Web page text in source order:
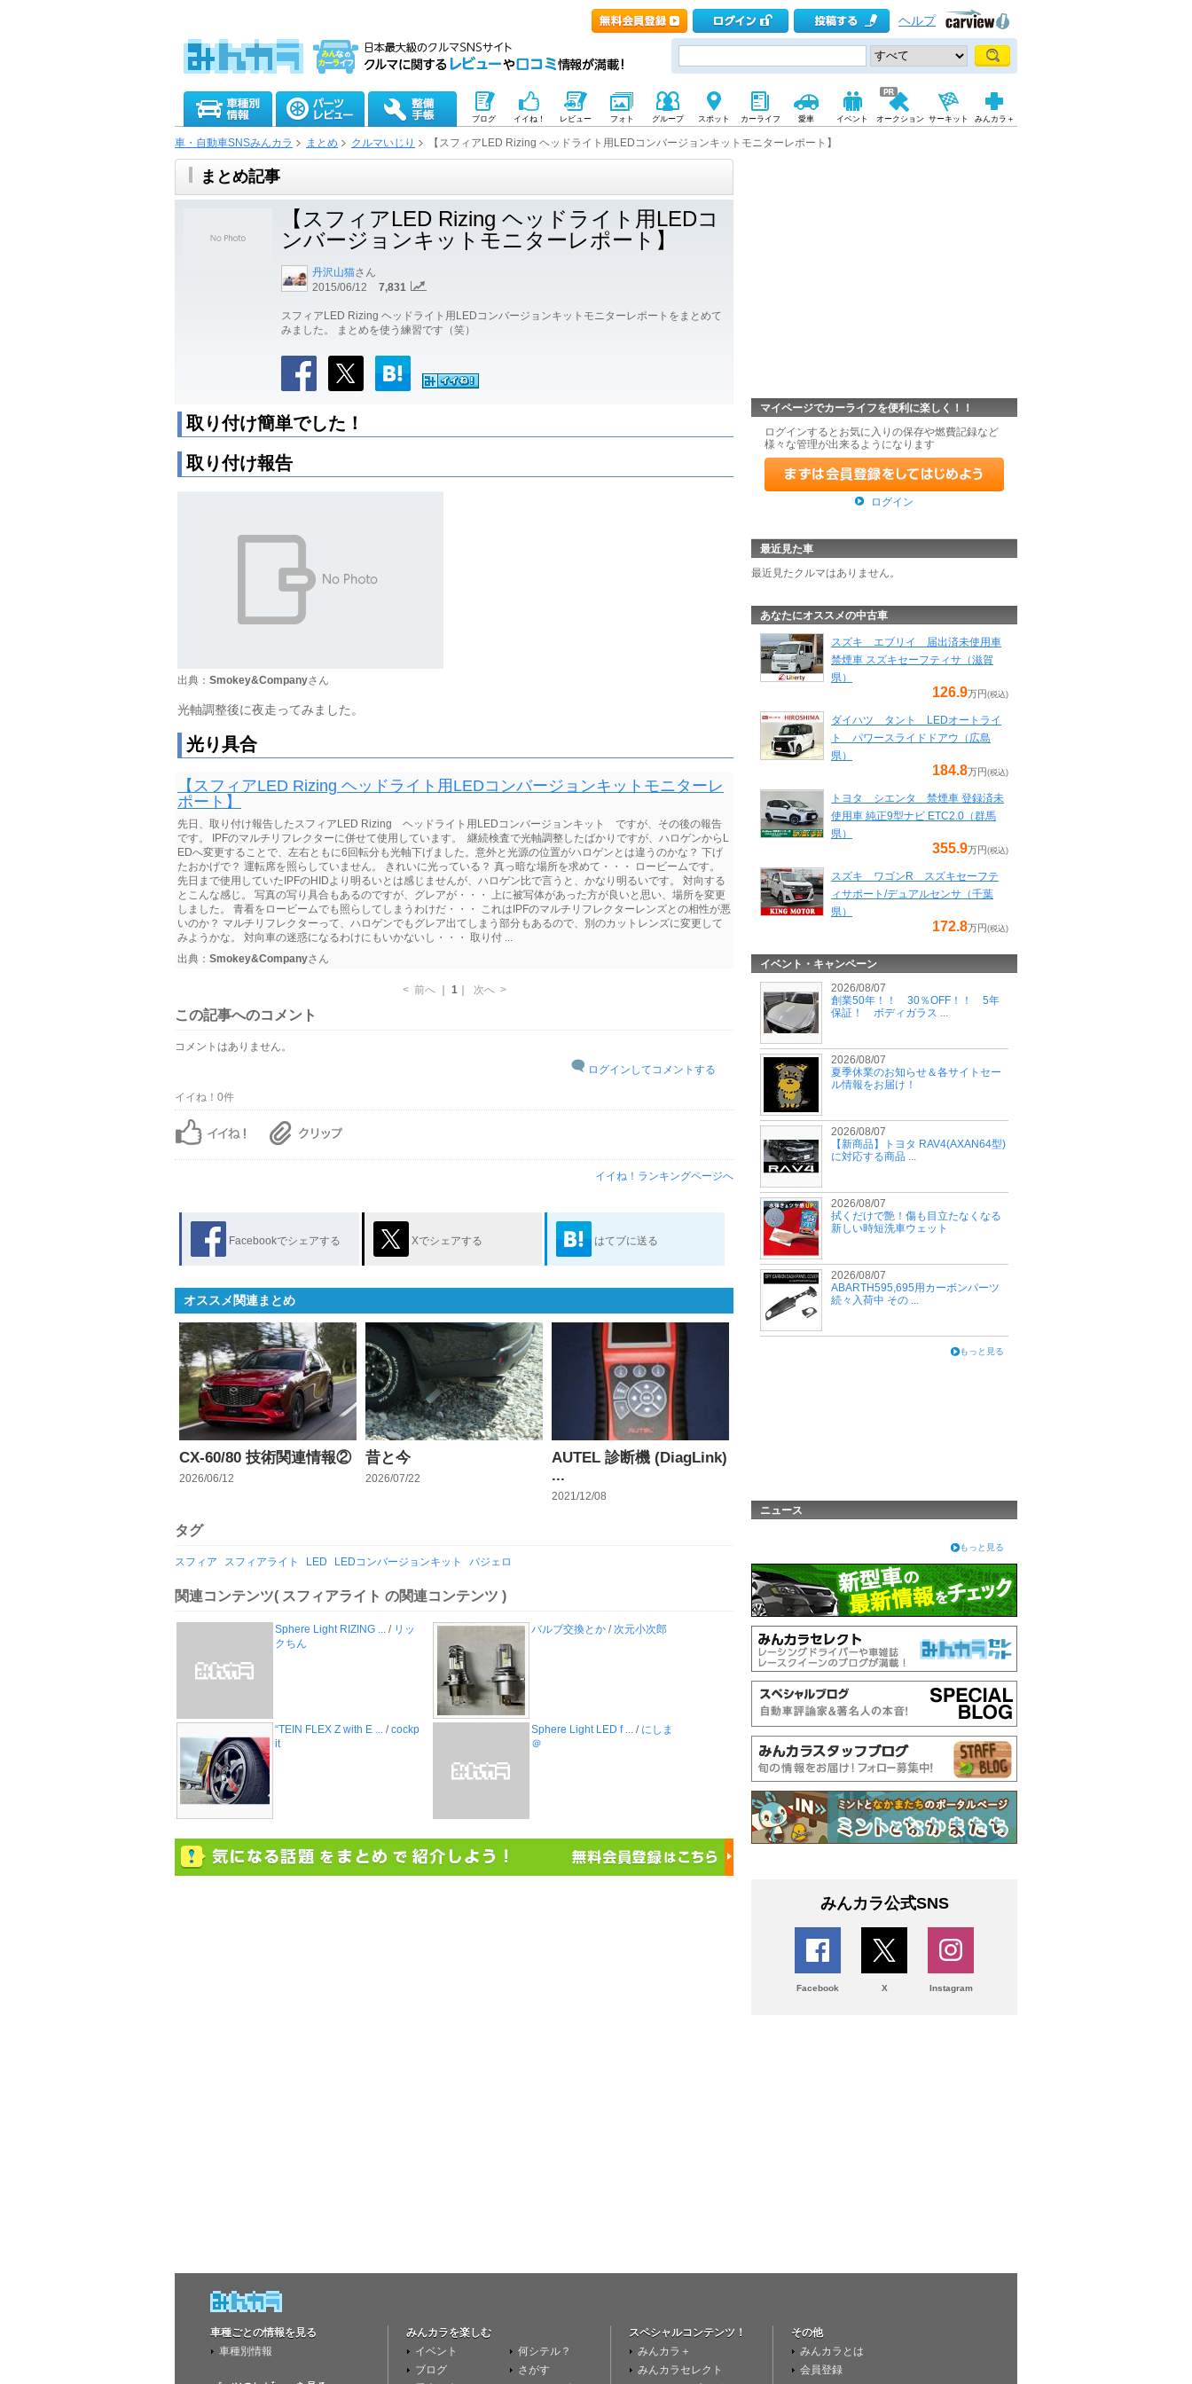
ヘルプ
ブログ イイね！ レビュー フォト グループ スポット カーライフ 愛車 イベント オークション サーキット みんカラ＋
車・自動車SNSみんカラ まとめ クルマいじり 【スフィアLED Rizing ヘッドライト用LEDコンバージョンキットモニターレポート】
まとめ記事
【スフィアLED Rizing ヘッドライト用LEDコ
ンバージョンキットモニターレポート】
丹沢山猫さん
2015/06/12
7,831
スフィアLED Rizing ヘッドライト用LEDコンバージョンキットモニターレポートをまとめて
みました。 まとめを使う練習です（笑）
取り付け簡単でした！
取り付け報告
出典： Smokey&Companyさん
光軸調整後に夜走ってみました。
光り具合
【スフィアLED Rizing ヘッドライト用LEDコンバージョンキットモニターレ
ポート】
先日、取り付け報告したスフィアLED Rizing ヘッドライト用LEDコンバージョンキット ですが、その後の報告
です。 IPFのマルチリフレクターに併せて使用しています。 継続検査で光軸調整したばかりですが、ハロゲンからL
EDへ変更することで、左右ともに6回転分も光軸下げました。意外と光源の位置がハロゲンとは違うのかな？ 下げ
たおかげで？ 運転席を照らしていません。 きれいに光っている？ 真っ暗な場所を求めて・・・ ロービームです。
先日まで使用していたIPFのHIDより明るいとは感じませんが、ハロゲン比で言うと、かなり明るいです。 対向する
とこんな感じ。 写真の写り具合もあるのですが、グレアが・・・ 上に被写体があった方が良いと思い、場所を変更
しました。 青看をロービームでも照らしてしまうわけだ・・・ これはIPFのマルチリフレクターレンズとの相性が悪
いのか？ マルチリフレクターって、ハロゲンでもグレア出てしまう部分もあるので、別のカットレンズに変更して
みようかな。 対向車の迷惑になるわけにもいかないし・・・ 取り付 ...
出典： Smokey&Companyさん
< 前へ 1｜ 次へ >
この記事へのコメント
コメントはありません。
ログインしてコメントする
イイね！0件
イイね！ランキングページへ
Facebookでシェアする Xでシェアする はてブに送る
オススメ関連まとめ
CX-60/80 技術関連情報②
2026/06/12
昔と今
2026/07/22
AUTEL 診断機 (DiagLink)
...
2021/12/08
タグ
スフィア スフィアライト LED LEDコンバージョンキット パジェロ
関連コンテンツ( スフィアライト の関連コンテンツ )
Sphere Light RIZING ... / リッ
クちん
バルブ交換とか / 次元小次郎
“TEIN FLEX Z with E ... /cockp
it
Sphere Light LED f ... / にしま
＠
マイページでカーライフを便利に楽しく！！
ログインするとお気に入りの保存や燃費記録など
様々な管理が出来るようになります
ログイン
最近見た車
最近見たクルマはありません。
あなたにオススメの中古車
スズキ エブリイ 届出済未使用車
禁煙車 スズキセーフティサ（滋賀
県）
126.9万円(税込)
ダイハツ タント LEDオートライ
ト パワースライドドアウ（広島
県）
184.8万円(税込)
トヨタ シエンタ 禁煙車 登録済未
使用車 純正9型ナビ ETC2.0（群馬
県）
355.9万円(税込)
スズキ ワゴンR スズキセーフテ
ィサポート/デュアルセンサ（千葉
県）
172.8万円(税込)
イベント・キャンペーン
2026/08/07
創業50年！！ 30％OFF！！ 5年
保証！ ボディガラス ...
2026/08/07
夏季休業のお知らせ＆各サイトセー
ル情報をお届け！
2026/08/07
【新商品】トヨタ RAV4(AXAN64型)
に対応する商品 ...
2026/08/07
拭くだけで艶！傷も目立たなくなる
新しい時短洗車ウェット
2026/08/07
ABARTH595,695用カーボンパーツ
続々入荷中 その ...
もっと見る
ニュース
もっと見る
みんカラ公式SNS
Facebook X Instagram
車種ごとの情報を見る
車種別情報
みんカラを楽しむ
イベント
ブログ
何シテル？
さがす
スペシャルコンテンツ！
みんカラ＋
みんカラセレクト
その他
みんカラとは
会員登録